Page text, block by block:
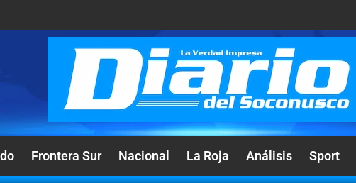
Frontera Sur Nacional La Roja Análisis Sport